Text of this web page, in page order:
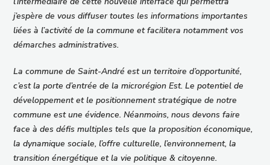
j’espère de vous diffuser toutes les informations importantes
liées à l’activité de la commune et facilitera notamment vos
démarches administratives.
La commune de Saint-André est un territoire d’opportunité,
c’est la porte d’entrée de la microrégion Est. Le potentiel de
développement et le positionnement stratégique de notre
commune est une évidence. Néanmoins, nous devons faire
face à des défis multiples tels que la proposition économique,
la dynamique sociale, l’offre culturelle, l’environnement, la
transition énergétique et la vie politique & citoyenne.